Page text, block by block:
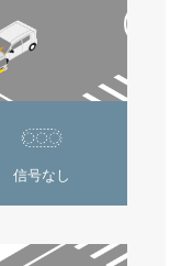
信号なし